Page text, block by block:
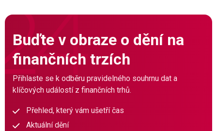
Buďte v obraze o dění na
finančních trzích
Přihlaste se k odběru pravidelného souhrnu dat a
klíčových událostí z finančních trhů.
Přehled, který vám ušetří čas
Aktuální dění